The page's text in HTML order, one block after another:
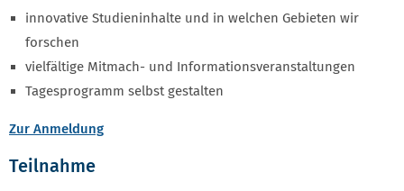
innovative Studieninhalte und in welchen Gebieten wir
forschen
vielfältige Mitmach- und Informationsveranstaltungen
Tagesprogramm selbst gestalten
Zur Anmeldung
Teilnahme